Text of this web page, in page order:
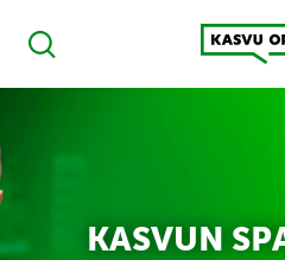
Haku
Kasvu Open
KASVUN